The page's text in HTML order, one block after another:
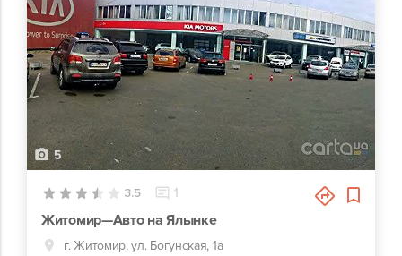
5
3.5 1
Житомир—Авто на Ялынке
г. Житомир, ул. Богунская, 1а